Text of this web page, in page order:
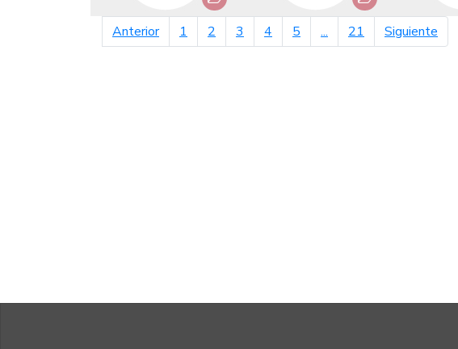
Anteriorpágina anterior
1 2 3 4 5 ... 21 Siguiente